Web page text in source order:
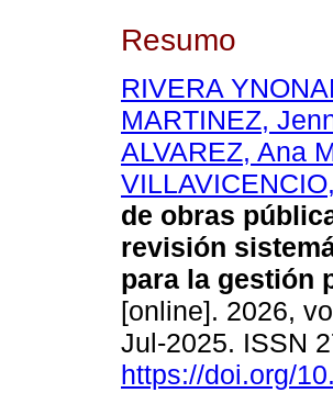
Resumo
RIVERA
MARTINEZ,
ALVAREZ, Ana
de obras
revisión
para la gestión
[online]. 2026,
Jul-2025. ISSN
https://doi.org/